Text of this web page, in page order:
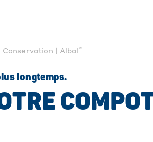
| Albal ®
longtemps.